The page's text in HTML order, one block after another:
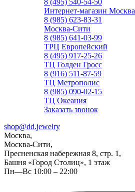
8 (495) 540-54-50
Интернет-магазин Москва
8 (985) 623-83-31
Москва-Сити
8 (985) 641-03-99
ТРЦ Европейский
8 (495) 917-25-26
ТЦ Голден Гросс
8 (916) 511-87-59
ТЦ Метрополис
8 (985) 090-02-15
ТЦ Океания
Заказать звонок
shop@dd.jewelry
Москва,
Москва-Сити,
Пресненская набережная 8, стр. 1,
Башня «Город Столиц», 1 этаж
Пн—Вс 10:00 – 22:00